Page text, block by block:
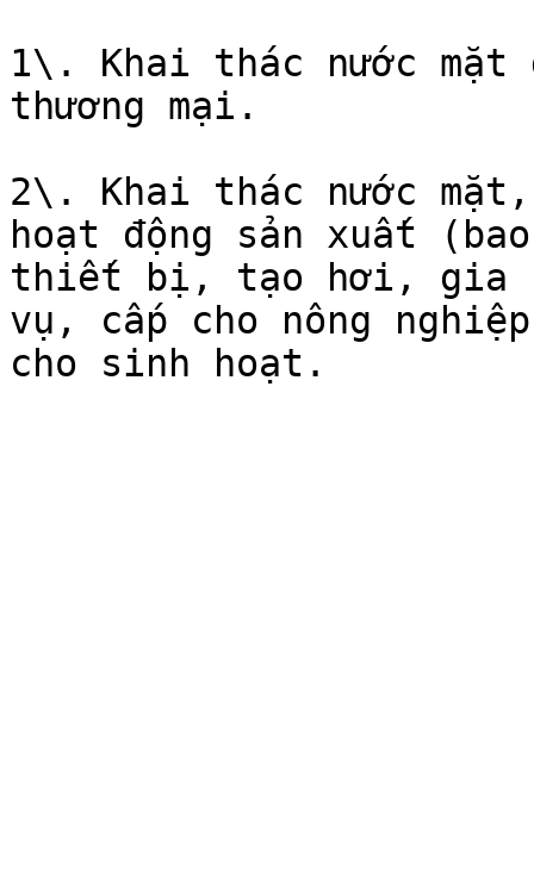
1\. Khai thác nước mặt
thương mại.
2\. Khai thác nước
hoạt động sản xuất
thiết bị, tạo hơi, gia
vụ, cấp cho nông